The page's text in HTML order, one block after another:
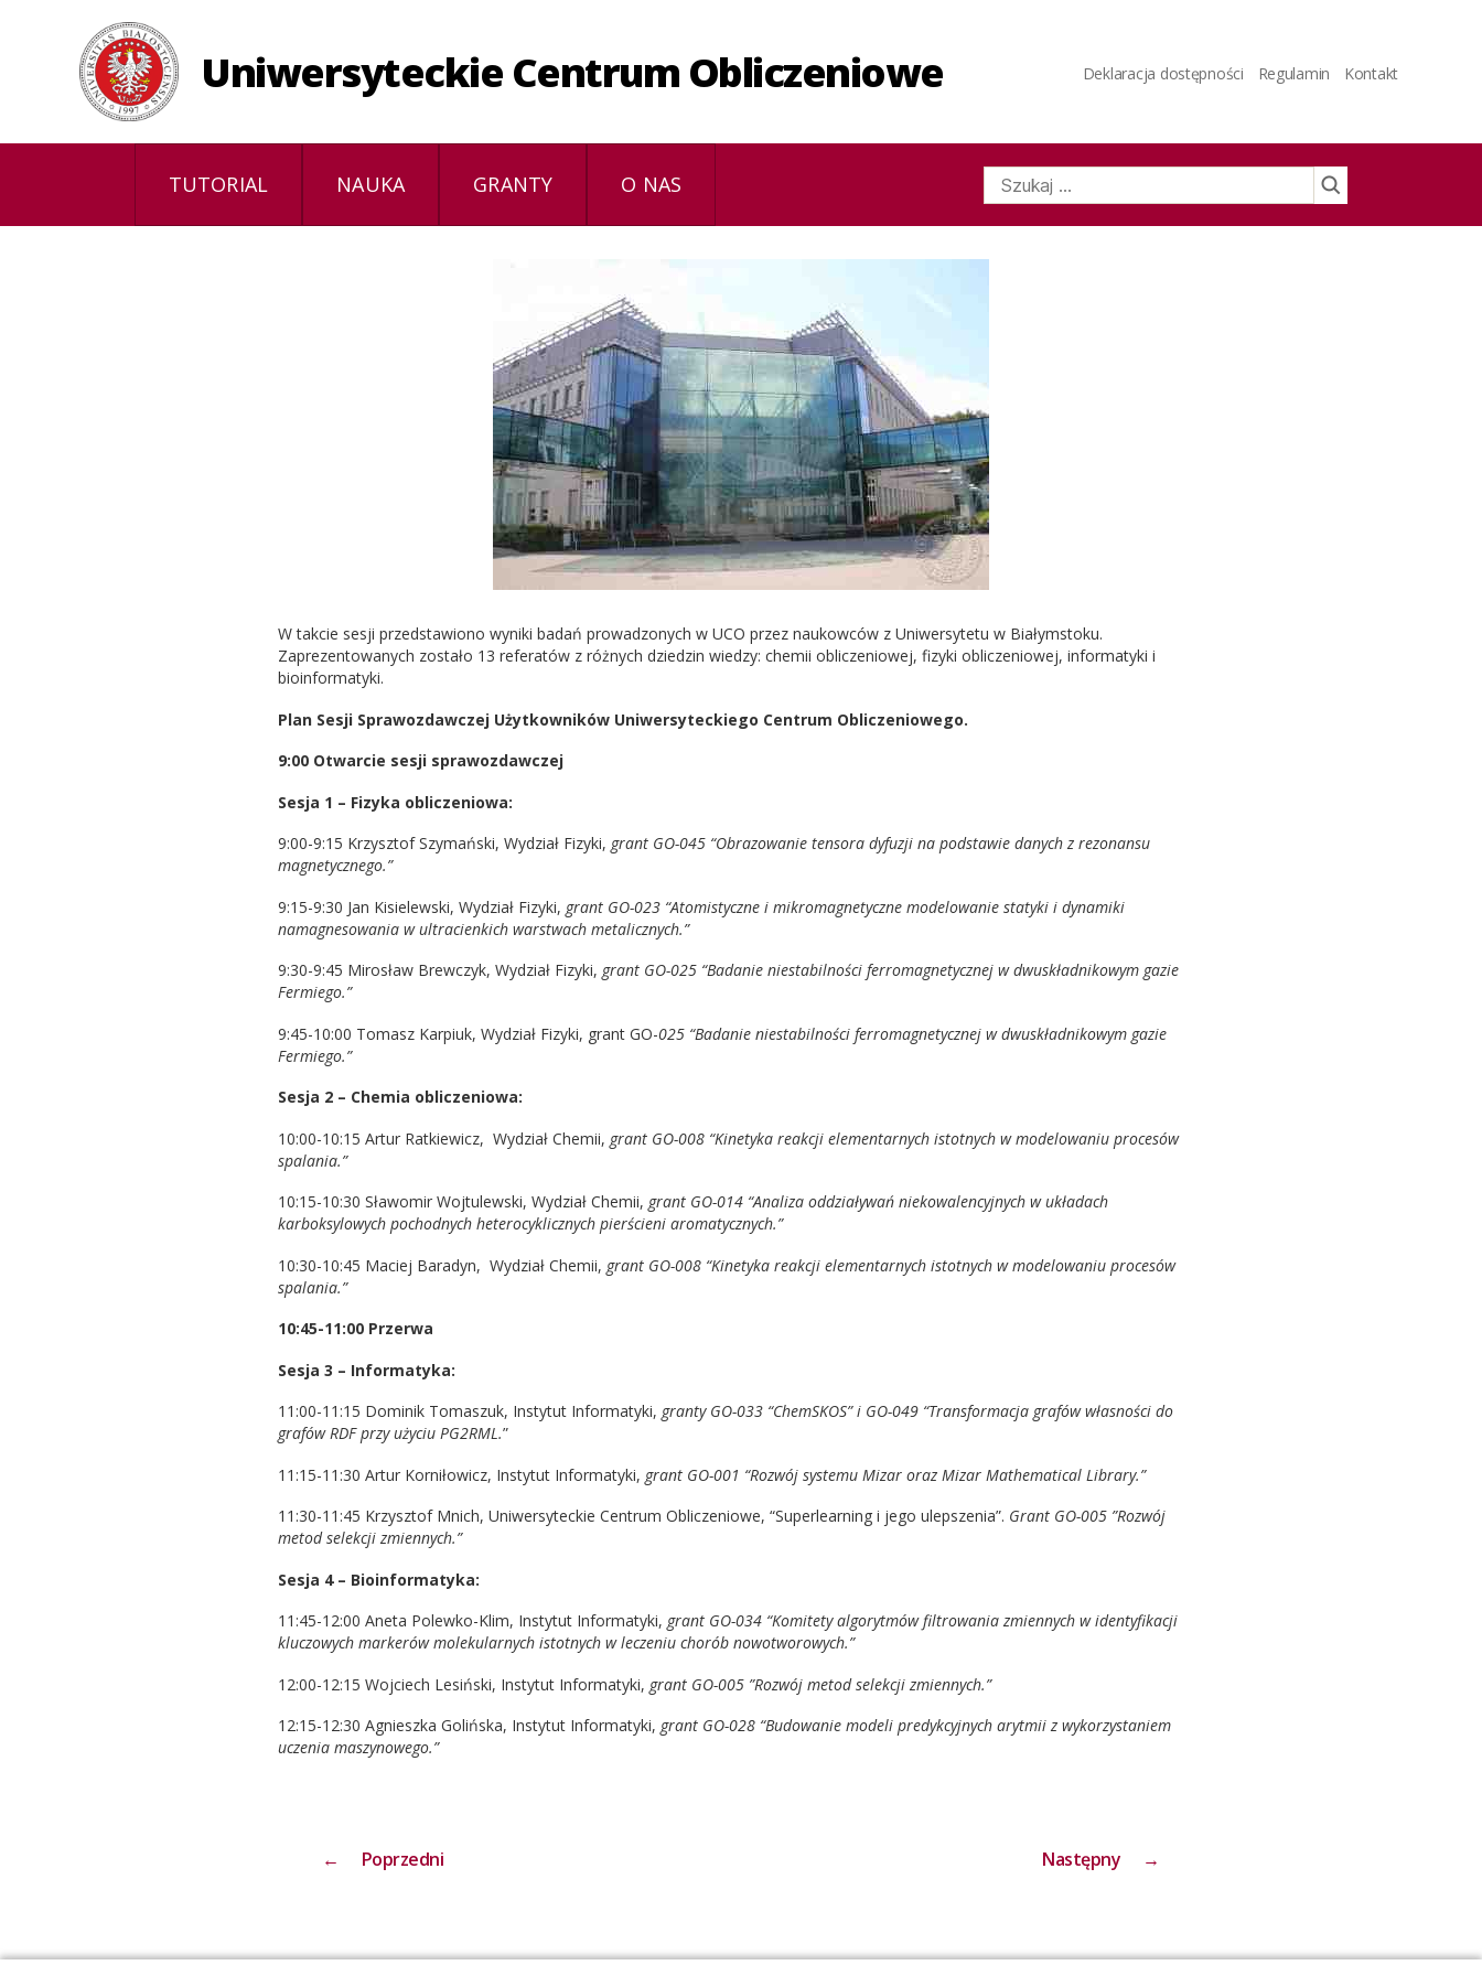
Uniwersyteckie Centrum Obliczeniowe
Obliczeniowe
Deklaracja dostępności Regulamin Kontakt
TUTORIAL NAUKA GRANTY O NAS Szukaj:
W takcie sesji przedstawiono wyniki badań prowadzonych w UCO przez naukowców z Uniwersytetu w Białymstoku.
Zaprezentowanych zostało 13 referatów z różnych dziedzin wiedzy: chemii obliczeniowej, fizyki obliczeniowej, informatyki i
bioinformatyki.
Plan Sesji Sprawozdawczej Użytkowników Uniwersyteckiego Centrum Obliczeniowego.
9:00 Otwarcie sesji sprawozdawczej
Sesja 1 – Fizyka obliczeniowa:
9:00-9:15 Krzysztof Szymański, Wydział Fizyki, grant GO-045 “Obrazowanie tensora dyfuzji na podstawie danych z rezonansu
magnetycznego.”
9:15-9:30 Jan Kisielewski, Wydział Fizyki, grant GO-023 “Atomistyczne i mikromagnetyczne modelowanie statyki i dynamiki
namagnesowania w ultracienkich warstwach metalicznych.”
9:30-9:45 Mirosław Brewczyk, Wydział Fizyki, grant GO-025 “Badanie niestabilności ferromagnetycznej w dwuskładnikowym gazie
Fermiego.”
9:45-10:00 Tomasz Karpiuk, Wydział Fizyki, grant GO-025 “Badanie niestabilności ferromagnetycznej w dwuskładnikowym gazie
Fermiego.”
Sesja 2 – Chemia obliczeniowa:
10:00-10:15 Artur Ratkiewicz, Wydział Chemii, grant GO-008 “Kinetyka reakcji elementarnych istotnych w modelowaniu procesów
spalania.”
10:15-10:30 Sławomir Wojtulewski, Wydział Chemii, grant GO-014 “Analiza oddziaływań niekowalencyjnych w układach
karboksylowych pochodnych heterocyklicznych pierścieni aromatycznych.”
10:30-10:45 Maciej Baradyn, Wydział Chemii, grant GO-008 “Kinetyka reakcji elementarnych istotnych w modelowaniu procesów
spalania.”
10:45-11:00 Przerwa
Sesja 3 – Informatyka:
11:00-11:15 Dominik Tomaszuk, Instytut Informatyki, granty GO-033 “ChemSKOS” i GO-049 “Transformacja grafów własności do
grafów RDF przy użyciu PG2RML.”
11:15-11:30 Artur Korniłowicz, Instytut Informatyki, grant GO-001 “Rozwój systemu Mizar oraz Mizar Mathematical Library.”
11:30-11:45 Krzysztof Mnich, Uniwersyteckie Centrum Obliczeniowe, “Superlearning i jego ulepszenia”. Grant GO-005 ”Rozwój
metod selekcji zmiennych.”
Sesja 4 – Bioinformatyka:
11:45-12:00 Aneta Polewko-Klim, Instytut Informatyki, grant GO-034 “Komitety algorytmów filtrowania zmiennych w identyfikacji
kluczowych markerów molekularnych istotnych w leczeniu chorób nowotworowych.”
12:00-12:15 Wojciech Lesiński, Instytut Informatyki, grant GO-005 ”Rozwój metod selekcji zmiennych.”
12:15-12:30 Agnieszka Golińska, Instytut Informatyki, grant GO-028 “Budowanie modeli predykcyjnych arytmii z wykorzystaniem
uczenia maszynowego.”
← Poprzedni →
Następny